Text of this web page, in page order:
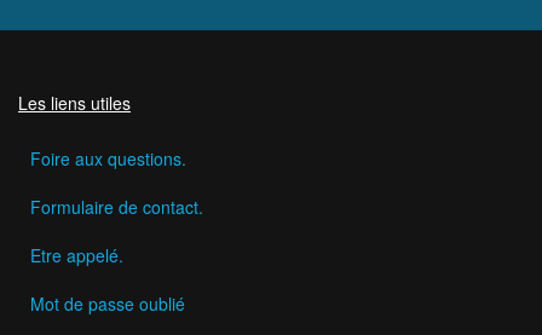
Les liens utiles
Foire aux questions.
Formulaire de contact.
Etre appelé.
Mot de passe oublié